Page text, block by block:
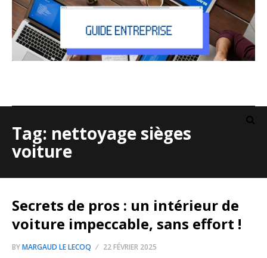
Tag: nettoyage sièges
voiture
Secrets de pros : un intérieur de
voiture impeccable, sans effort !
BYMARGAUD LE LECOQ 22 FÉVRIER 2025